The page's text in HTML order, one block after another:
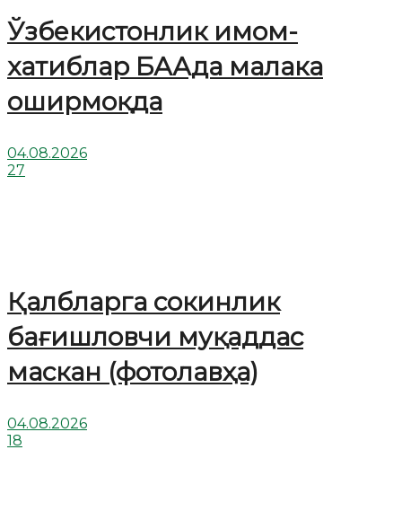
Ўзбекистонлик имом-
хатиблар БААда малака
оширмоқда
04.08.2026
27
Қалбларга сокинлик
бағишловчи муқаддас
маскан (фотолавҳа)
04.08.2026
18